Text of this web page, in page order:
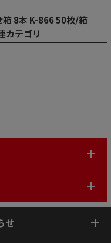
8本 K-866 50枚/箱
カテゴリ
せ